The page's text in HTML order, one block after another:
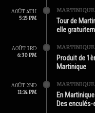
AOÛT 4TH
5:15 PM
MARTINIQUE
Tour de
elle
AOÛT 3RD
6:30 PM
MARTINIQUE
Produit de
Martinique
AOÛT 2ND
11:14 PM
MARTINIQUE
En
Des enculés-